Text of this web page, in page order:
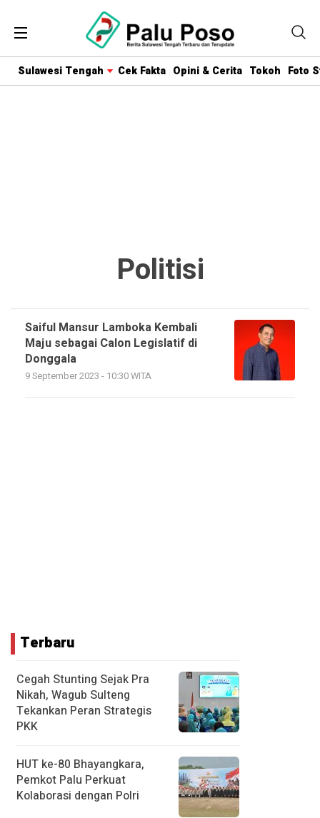
Sulawesi Tengah Cek Fakta Opini & Cerita Tokoh Foto
Politisi
Saiful Mansur Lamboka Kembali
Maju sebagai Calon Legislatif di
Donggala
9 September 2023 - 10:30 WITA
Terbaru
Cegah Stunting Sejak Pra
Nikah, Wagub Sulteng
Tekankan Peran Strategis
PKK
HUT ke-80 Bhayangkara,
Pemkot Palu Perkuat
Kolaborasi dengan Polri